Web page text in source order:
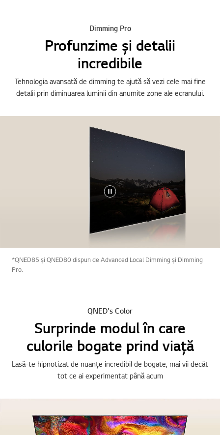
Dimming Pro
Profunzime și detalii
incredibile
Tehnologia avansată de dimming te ajută să vezi cele mai fine
detalii prin diminuarea luminii din anumite zone ale ecranului.
*QNED85 și QNED80 dispun de Advanced Local Dimming și Dimming
Pro.
QNED's Color
Surprinde modul în care
culorile bogate prind viață
Lasă-te hipnotizat de nuanțe incredibil de bogate, mai vii decât
tot ce ai experimentat până acum